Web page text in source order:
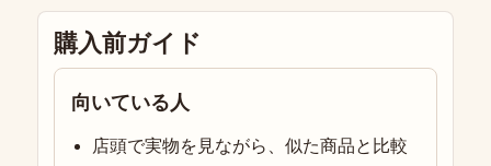
購入前ガイド
向いている人
店頭で実物を見ながら、似た商品と比較